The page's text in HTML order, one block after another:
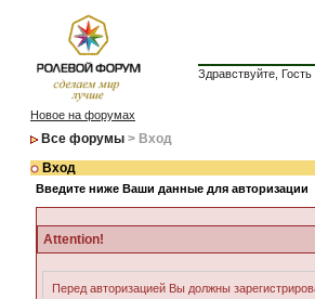
Здравствуйте, Гость
Новое на форумах
Все форумы > Вход
Вход
Введите ниже Ваши данные для авторизации
Attention!
Перед авторизацией Вы должны